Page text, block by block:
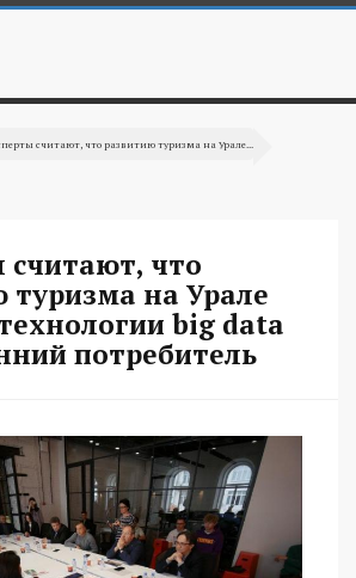
считают, что развитию туризма на Урале...
считают, что
туризма на Урале
big data
потребитель